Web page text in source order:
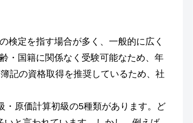
検定を指す場合が多く、一般的に広く
・国籍に関係なく受験可能なため、年
記の資格取得を推奨しているため、社
・原価計算初級の5種類があります。ど